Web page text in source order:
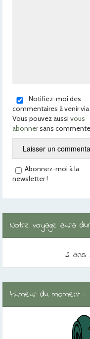
Notifiez-moi des
commentaires à venir via
Vous pouvez aussi vous
abonnersans
Abonnez-moi à la
newsletter !
Notre voyage aura
2 ans
Humeur du moment :